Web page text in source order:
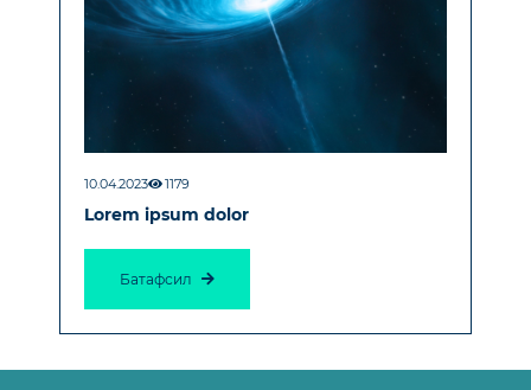
10.04.2023 1179
Lorem ipsum dolor
Батафсил